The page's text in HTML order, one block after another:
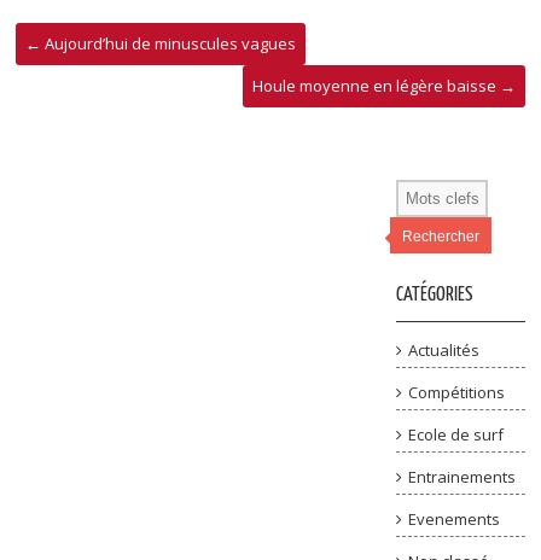
← Aujourd’hui de minuscules vagues
Houle moyenne en légère baisse →
Rechercher
CATÉGORIES
Actualités
Compétitions
Ecole de surf
Entrainements
Evenements